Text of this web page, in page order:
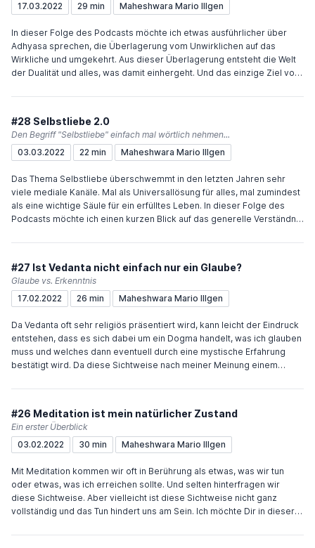
Account.
17.03.2022
29 min Maheshwara Mario Illgen
In dieser Folge des Podcasts möchte ich etwas ausführlicher über
Adhyasa sprechen, die Überlagerung vom Unwirklichen auf das
Wirkliche und umgekehrt. Aus dieser Überlagerung entsteht die Welt
der Dualität und alles, was damit einhergeht. Und das einzige Ziel von
Vielleicht ist diese Folge keine, die Du nebenher hören kannst.
dieses Prinzips ist die Basis für eine ernsthafte Erforschung in die
Wirklichkeit. Also los... Viel Freude und Inspiration wünscht Dir
Maheshwara Wenn Du den Podcast unterstützen möchtest, würde
oder meinen Paypal.me-Account.
#28 Selbstliebe 2.0
Den Begriff "Selbstliebe" einfach mal wörtlich nehmen...
03.03.2022
22 min Maheshwara Mario Illgen
Das Thema Selbstliebe überschwemmt in den letzten Jahren sehr
viele mediale Kanäle. Mal als Universallösung für alles, mal zumindest
als eine wichtige Säule für ein erfülltes Leben. In dieser Folge des
Podcasts möchte ich einen kurzen Blick auf das generelle Verständnis
einen Schritt weiter gehen und den Begriff "Selbstliebe" einfach mal
Wenn Du den Podcast unterstützen möchtest, würde mich das sehr
freuen. Sehr einfach geht das über "Buy me a coffee" oder meinen
Paypal.me-Account.
#27 Ist Vedanta nicht einfach nur ein Glaube?
Glaube vs. Erkenntnis
17.02.2022
26 min Maheshwara Mario Illgen
Da Vedanta oft sehr religiös präsentiert wird, kann leicht der Eindruck
entstehen, dass es sich dabei um ein Dogma handelt, was ich glauben
muss und welches dann eventuell durch eine mystische Erfahrung
bestätigt wird. Da diese Sichtweise nach meiner Meinung einem
einen Überblick über verschiedene Schulen des Vedanta geben und
deuten, was als universeller Fakt für jeden zur Verfügung steht. Viel
Freude und Inspiration wünscht Dir Maheshwara Wenn Du den
Podcast unterstützen möchtest, würde mich das sehr freuen. Sehr
Account.
#26 Meditation ist mein natürlicher Zustand
Ein erster Überblick
03.02.2022
30 min Maheshwara Mario Illgen
Mit Meditation kommen wir oft in Berührung als etwas, was wir tun
oder etwas, was ich erreichen sollte. Und selten hinterfragen wir
diese Sichtweise. Aber vielleicht ist diese Sichtweise nicht ganz
vollständig und das Tun hindert uns am Sein. Ich möchte Dir in dieser
Meditation im Loslassen liegt. Viel Freude und Inspiration wünscht Dir